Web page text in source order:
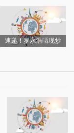
本，各国游客纷纷留言
还引发“寻宝游戏”
速递！罗永浩晒现炒